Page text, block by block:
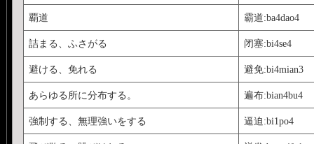
覇道 霸道:ba4dao4
詰まる、ふさがる 闭塞:bi4se4
避ける、免れる 避免:bi4mian3
あらゆる所に分布する。 遍布:bian4bu4
強制する、無理強いをする 逼迫:bi1po4